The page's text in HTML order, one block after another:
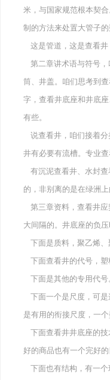
米，与国家规范根本契
制的方法来处置大管子的
这是管道，这是查看
第二章讲术语与符号
筒、井盖。咱们思考到
字，查看井底座和井底
有些。
说查看井，咱们接着
井有必要有流槽。专业查
有沉泥查看井、水封
的，非别离的是在绿洲上
第三章资料，查看井
大间隔的。井底座的负
下面是质料，聚乙烯
下面查看井的代号，
下面是其他的专用代号。
下面一个是尺度，可
是有用的衔接尺度，一
下面查看井井底座的
好的商品也有一个完好
下面也有结构，有一